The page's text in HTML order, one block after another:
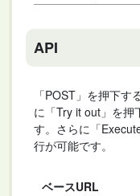
API
「POST」を押下
に「Try it out」を押
す。さらに「
行が可能です。
ベースURL